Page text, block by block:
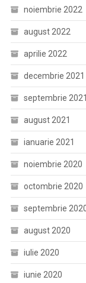
noiembrie 2022
august 2022
aprilie 2022
decembrie 2021
septembrie 2021
august 2021
ianuarie 2021
noiembrie 2020
octombrie 2020
septembrie
august 2020
iulie 2020
iunie 2020